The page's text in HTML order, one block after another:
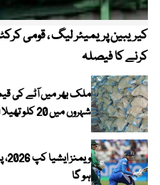
کرنے کا فیصلہ
ملک بھر میں آٹے کی
شہروں میں 20 کلو تھیلا 100 روپے تک مہنگا
ہو گا